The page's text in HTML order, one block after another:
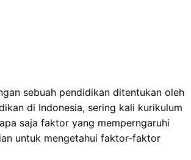
sebuah pendidikan ditentukan oleh
di Indonesia, sering kali kurikulum
saja faktor yang memperngaruhi
untuk mengetahui faktor-faktor